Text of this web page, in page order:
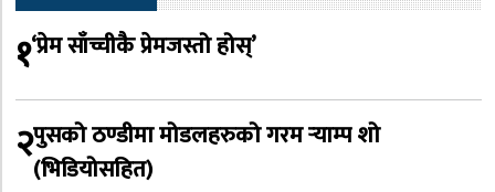
१‘प्रेम साँच्चीकै प्रेमजस्तो होस्’
२पुसको ठण्डीमा मोडलहरुको गरम र्‍याम्प शो
(भिडियोसहित)